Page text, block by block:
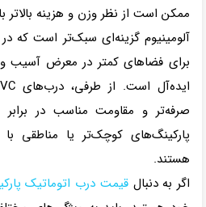
ممکن است از نظر وزن و هزینه بالاتر
آلومینیوم گزینه‌ای سبک‌تر است که در
برای فضاهای کمتر در معرض آسیب
صرفه‌تر و مقاومت مناسب در برابر
پارکینگ‌های کوچک‌تر یا مناطقی
هستند.
اگر به دنبالقیمت درب اتوماتیک